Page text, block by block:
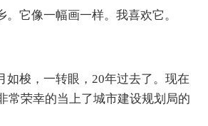
。它像一幅画一样。我喜欢它。
如梭，一转眼，20年过去了。现在
常荣幸的当上了城市建设规划局的